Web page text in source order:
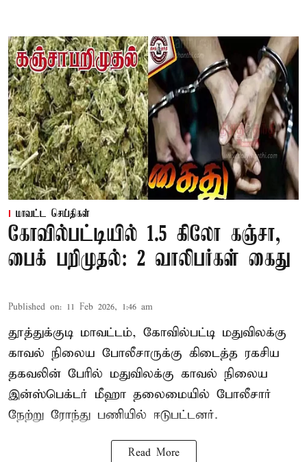
மாவட்ட செய்திகள்
கோவில்பட்டியில் 1.5 கிலோ கஞ்சா,
பைக் பறிமுதல்: 2 வாலிபர்கள் கைது
Published on: 11 Feb 2026, 1:46 am
தூத்துக்குடி மாவட்டம், கோவில்பட்டி மதுவிலக்கு
காவல் நிலைய போலீசாருக்கு கிடைத்த ரகசிய
தகவலின் பேரில் மதுவிலக்கு காவல் நிலைய
இன்ஸ்பெக்டர் மீஹா தலைமையில் போலீசார்
நேற்று ரோந்து பணியில் ஈடுபட்டனர்.
Read More